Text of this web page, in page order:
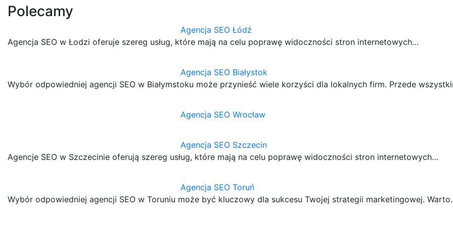
Polecamy
Agencja SEO Łódź
Agencja SEO w Łodzi oferuje szereg usług, które mają na celu poprawę widoczności stron internetowych…
Agencja SEO Białystok
Wybór odpowiedniej agencji SEO w Białymstoku może przynieść wiele korzyści dla lokalnych firm. Przede
Agencja SEO Wrocław
Agencja SEO Szczecin
Agencje SEO w Szczecinie oferują szereg usług, które mają na celu poprawę widoczności stron internetowych…
Agencja SEO Toruń
Wybór odpowiedniej agencji SEO w Toruniu może być kluczowy dla sukcesu Twojej strategii marketingowej.